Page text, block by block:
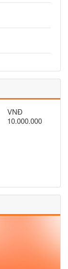
VNĐ
10.000.000